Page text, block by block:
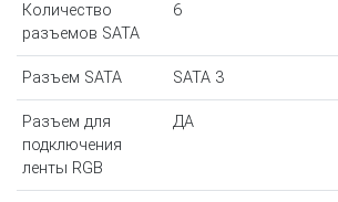
Количество
разъемов SATA
6
Разъем SATA SATA 3
Разъем для
подключения
ленты RGB
ДА